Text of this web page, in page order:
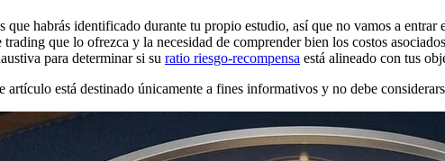
habrás identificado durante tu propio estudio, así que no vamos a
que lo ofrezca y la necesidad de comprender bien los costos
para determinar si su ratio riesgo-recompensa está alineado con tus
artículo está destinado únicamente a fines informativos y no debe